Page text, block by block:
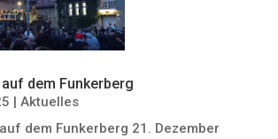
dem Funkerberg
Aktuelles
dem Funkerberg 21. Dezember